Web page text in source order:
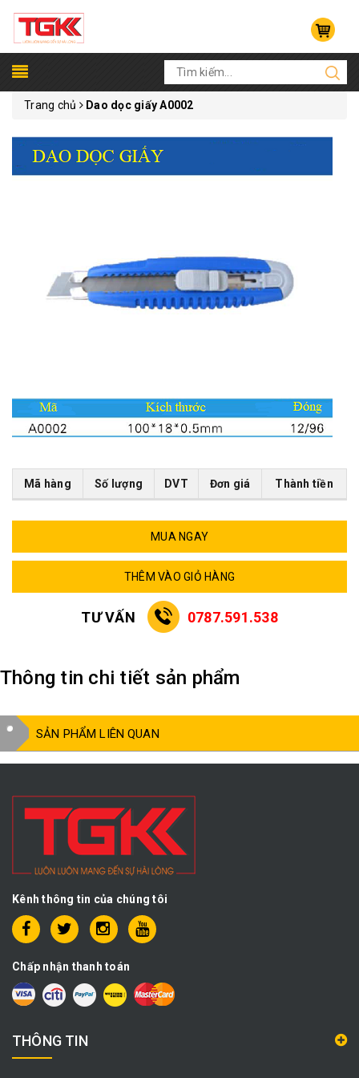
Trang chủ Dao dọc giấy A0002
Mã hàng Số lượng DVT Đơn giá Thành tiền
MUA NGAY
THÊM VÀO GIỎ HÀNG
TƯ VẤN 0787.591.538
Thông tin chi tiết sản phẩm
SẢN PHẨM LIÊN QUAN
Kênh thông tin của chúng tôi
Chấp nhận thanh toán
THÔNG TIN